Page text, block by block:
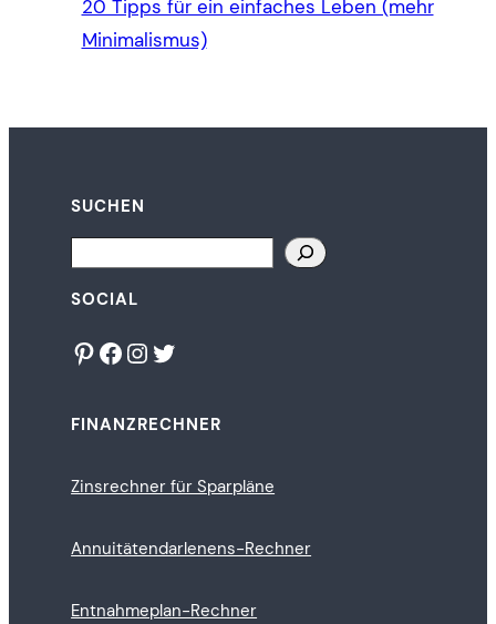
20 Tipps für ein einfaches Leben (mehr
Minimalismus)
SUCHEN
SOCIAL
Pinterest Facebook Instagram Twitter
FINANZRECHNER
Zinsrechner für Sparpläne
Annuitätendarlenens-Rechner
Entnahmeplan-Rechner